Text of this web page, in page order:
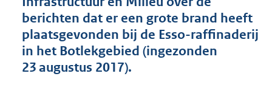
r
o
t
berichten dat er een grote brand heeft
plaatsgevonden bij de Esso-raffinaderij
in het Botlekgebied (ingezonden
23 augustus 2017).